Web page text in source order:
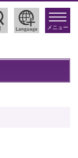
toggle
メニュー